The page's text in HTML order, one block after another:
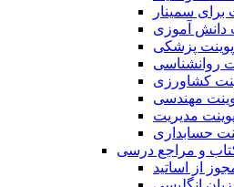
برای سمینار
دانش آموزی
پزشکی
روانشناسی
کشاورزی
مهندسی
مدیریت
حسابداری
و مراجع درسی
از اساتید